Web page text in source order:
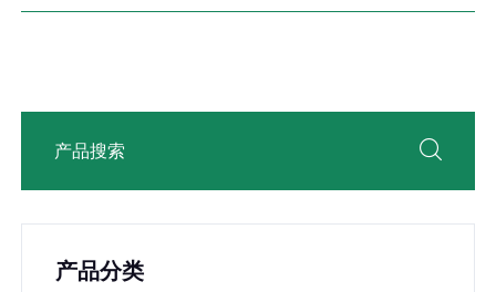
产品分类